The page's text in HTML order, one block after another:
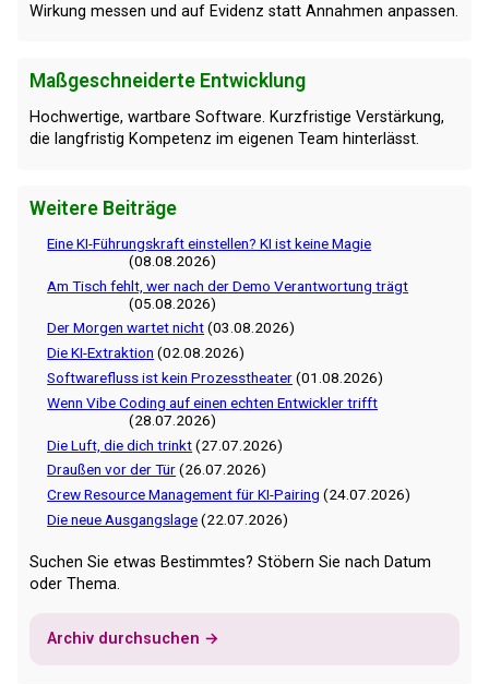
Wirkung messen und auf Evidenz statt Annahmen anpassen.
Maßgeschneiderte Entwicklung
Hochwertige, wartbare Software. Kurzfristige Verstärkung,
die langfristig Kompetenz im eigenen Team hinterlässt.
Weitere Beiträge
Eine KI-Führungskraft einstellen? KI ist keine Magie
(08.08.2026)
Am Tisch fehlt, wer nach der Demo Verantwortung trägt
(05.08.2026)
Der Morgen wartet nicht(03.08.2026)
Die KI-Extraktion (02.08.2026)
Softwarefluss ist kein Prozesstheater(01.08.2026)
Wenn Vibe Coding auf einen echten Entwickler trifft
(28.07.2026)
Die Luft, die dich trinkt(27.07.2026)
Draußen vor der Tür(26.07.2026)
Crew Resource Management für KI-Pairing (24.07.2026)
Die neue Ausgangslage(22.07.2026)
Suchen Sie etwas Bestimmtes? Stöbern Sie nach Datum
oder Thema.
Archiv durchsuchen →